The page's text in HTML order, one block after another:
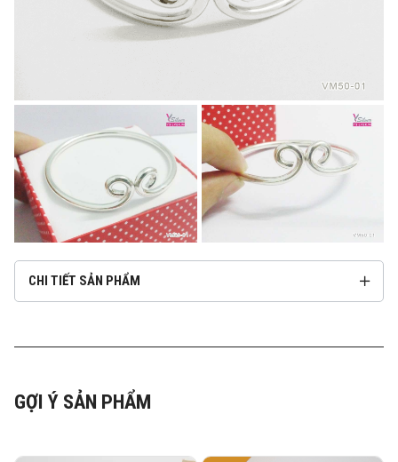
CHI TIẾT SẢN PHẨM
GỢI Ý SẢN PHẨM